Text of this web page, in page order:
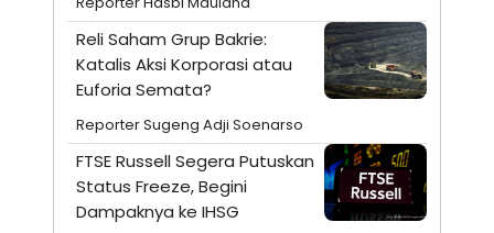
Reli Saham Grup Bakrie:
Katalis Aksi Korporasi atau
Euforia Semata?
Reporter Sugeng Adji Soenarso
FTSE Russell Segera Putuskan
Status Freeze, Begini
Dampaknya ke IHSG